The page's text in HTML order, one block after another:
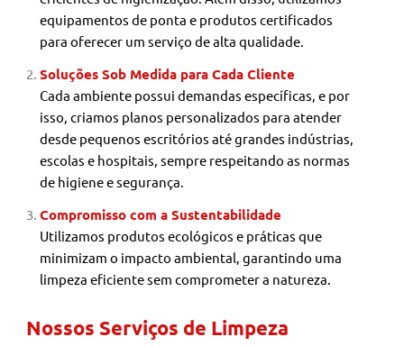
equipamentos de ponta e produtos certificados
para oferecer um serviço de alta qualidade.
Soluções Sob Medida para Cada Cliente
Cada ambiente possui demandas específicas, e por
isso, criamos planos personalizados para atender
desde pequenos escritórios até grandes indústrias,
escolas e hospitais, sempre respeitando as normas
de higiene e segurança.
Compromisso com a Sustentabilidade
Utilizamos produtos ecológicos e práticas que
minimizam o impacto ambiental, garantindo uma
limpeza eficiente sem comprometer a natureza.
Nossos Serviços de Limpeza